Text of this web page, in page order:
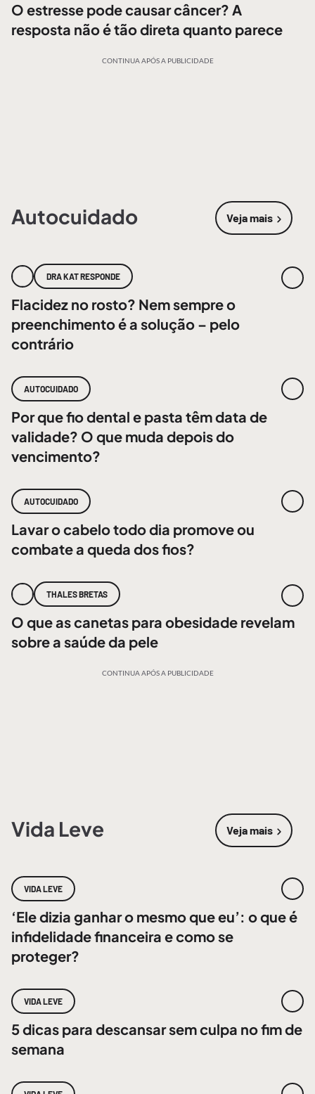
O estresse pode causar câncer? A
resposta não é tão direta quanto parece
CONTINUA APÓS A PUBLICIDADE
Autocuidado Veja mais
sobre
DRA KAT RESPONDE
Flacidez no rosto? Nem sempre o
preenchimento é a solução – pelo
contrário
AUTOCUIDADO
Por que fio dental e pasta têm data de
validade? O que muda depois do
vencimento?
AUTOCUIDADO
Lavar o cabelo todo dia promove ou
combate a queda dos fios?
THALES BRETAS
O que as canetas para obesidade revelam
sobre a saúde da pele
CONTINUA APÓS A PUBLICIDADE
Vida Leve Veja mais
sobre Vida
VIDA LEVE
‘Ele dizia ganhar o mesmo que eu’: o que é
infidelidade financeira e como se
proteger?
VIDA LEVE
5 dicas para descansar sem culpa no fim de
semana